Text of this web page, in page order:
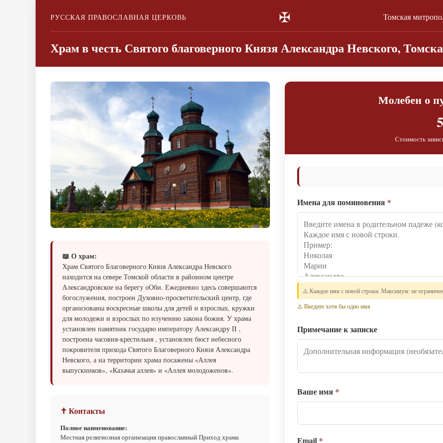
РУССКАЯ ПРАВОСЛАВНАЯ ЦЕРКОВЬ ✠ Томская
Храм в честь Святого благоверного Князя Александра Невского,
📖 О храм:
Храм Cвятого Благоверного Князя Александра Невского
находится на севере Томской области в районном центре
Александровское на берегу оОби. Ежедневно здесь совершаются
богослужения, построен Духовно-просветительский центр, где
организованы воскресные школы для детей и взрослых, кружки
для молодежи и взрослых по изучению закона божия. У храма
установлен памятник государю императору Александру II ,
построена часовня-крестильня , установлен бюст небесного
покровителя прихода Cвятого Благоверного Князя Александра
Невского, а на территории храма посажены «Аллея
выпускников», «Казачья аллея» и «Аллея молодоженов».
✝ Контакты
Полное наименование:
Местная религиозная организация православный Приход храма
Молебен о
Стоимость
Имена для поминовения *
⚠️ Каждое имя с новой строки. Максимум: не
⚠️ Введите хотя бы одно имя
Примечание к записке
Ваше имя *
Email *